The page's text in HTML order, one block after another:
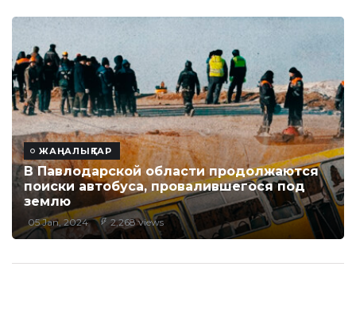
ЖАҢАЛЫҚТАР
В Павлодарской области продолжаются
поиски автобуса, провалившегося под
землю
05 Jan, 2024 2,268 views